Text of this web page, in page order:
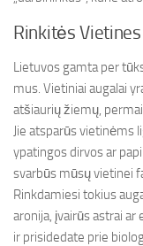
Rinkitės
Lietuvos gamta per
mus. Vietiniai augalai
atšiaurių žiemų,
Jie atsparūs vietinėms
ypatingos dirvos ar
svarbūs mūsų vietinei
Rinkdamiesi tokius
aronija, įvairūs astrai
ir prisidedate prie